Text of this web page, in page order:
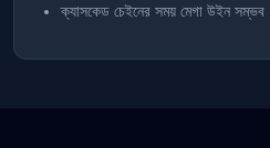
ক্যাসকেড চেইনের সময় মেগা উইন সম্ভব